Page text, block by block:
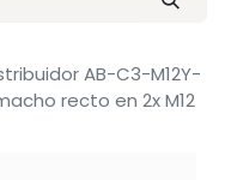
AB-C3-M12Y-
macho recto en 2x M12